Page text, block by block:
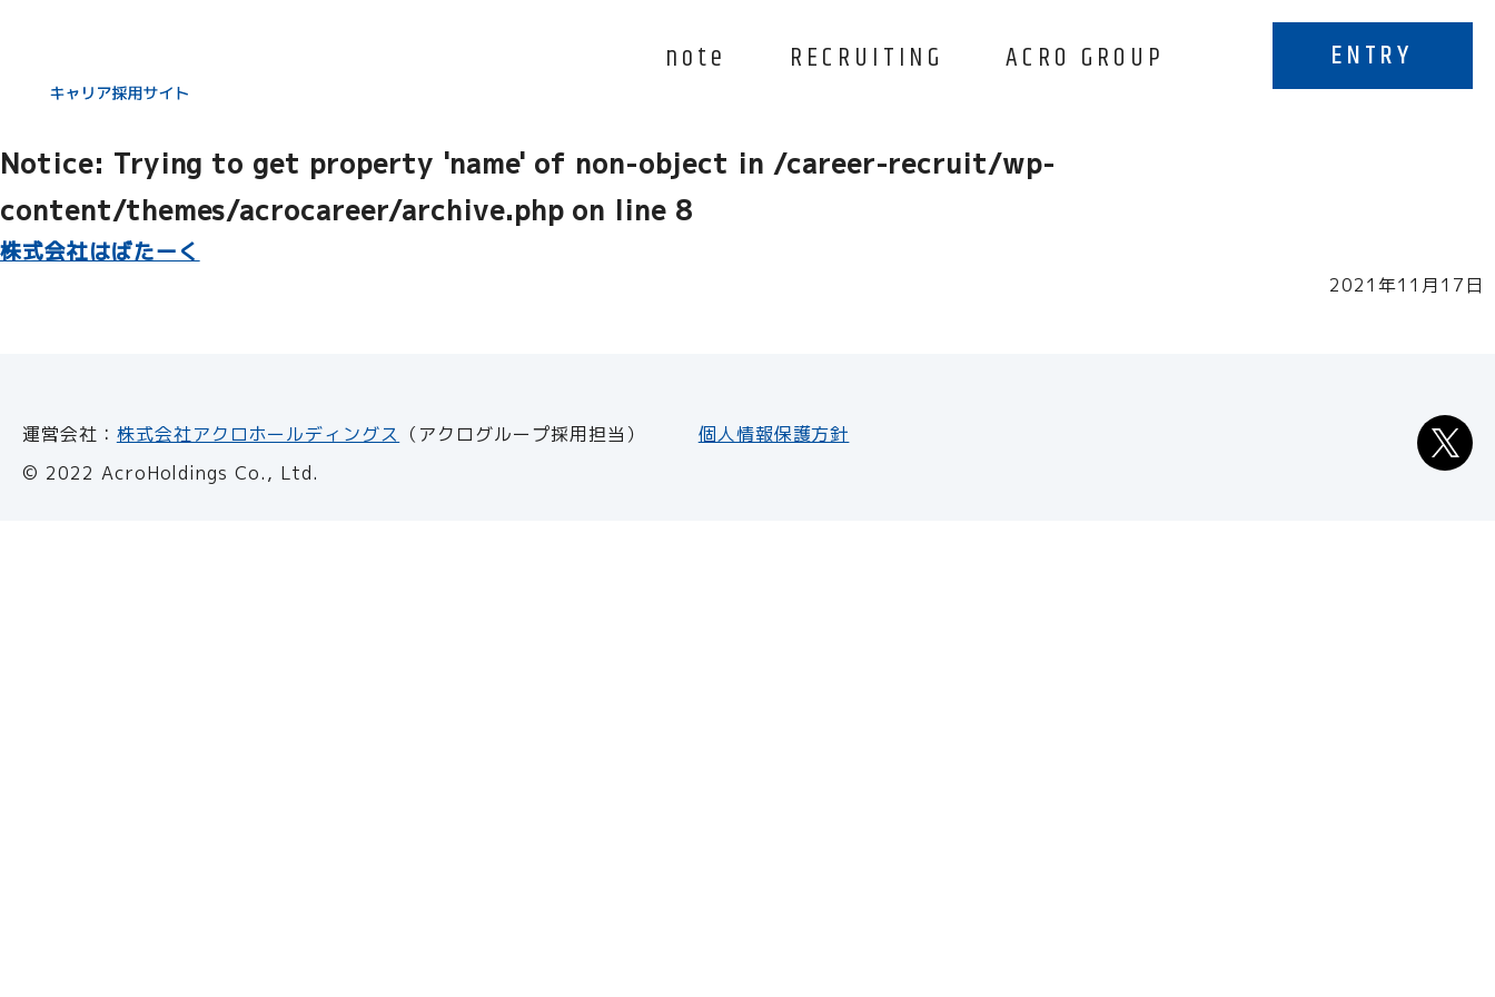
note RECRUITING ACRO GROUP ENTRY
/career-recruit/wp-content/themes/acrocareer/archive.php on line 8
Notice: Trying to get property 'name' of non-object in /career-recruit/wp-
content/themes/acrocareer/archive.phpon line 8
株式会社はばたーく
2021年11月17日
運営会社： 株式会社アクロホールディングス （アクログループ採用担当）
個人情報保護方針
© 2022 AcroHoldings Co., Ltd.